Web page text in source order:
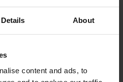
Details About
content and ads, to